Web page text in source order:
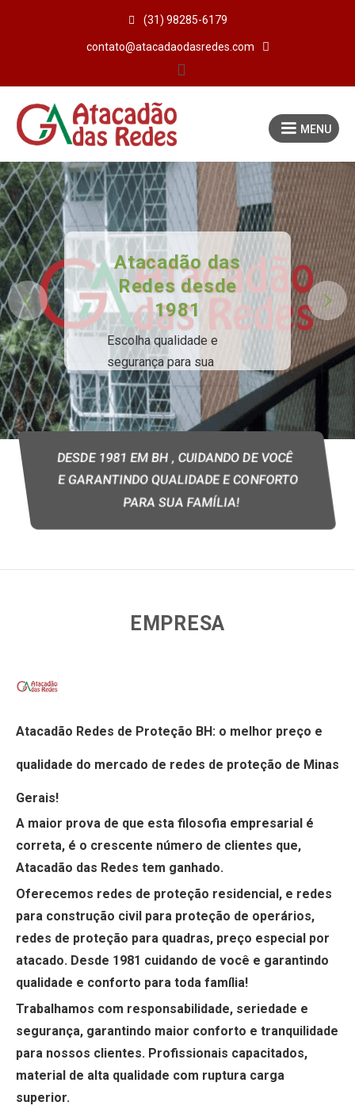
 (31) 98285-6179
contato@atacadaodasredes.com 

MENU
Atacadão das
Redes desde
1981
Garanta qualidade e
segurança para as
piscinas da sua casa!
Possuímos o melhor
preço do mercado de
SAIBA MAIS
Slide 3 of 5.
DESDE 1981 EM BH , CUIDANDO DE VOCÊ
E GARANTINDO QUALIDADE E CONFORTO
PARA SUA FAMÍLIA!
EMPRESA
Atacadão Redes de Proteção BH: o melhor preço e
qualidade do mercado de redes de proteção de Minas
Gerais!
A maior prova de que esta filosofia empresarial é
correta, é o crescente número de clientes que,
Atacadão das Redes tem ganhado.
Oferecemos redes de proteção residencial, e redes
para construção civil para proteção de operários,
redes de proteção para quadras, preço especial por
atacado. Desde 1981 cuidando de você e garantindo
qualidade e conforto para toda família!
Trabalhamos com responsabilidade, seriedade e
segurança, garantindo maior conforto e tranquilidade
para nossos clientes. Profissionais capacitados,
material de alta qualidade com ruptura carga
superior.